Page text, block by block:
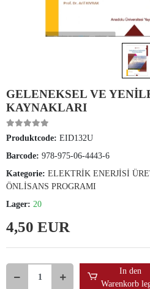
GELENEKSEL VE
KAYNAKLARI
Produktcode: EID132U
Barcode: 978-975-06-4443-6
Kategorie: ELEKTRİK ENERJİSİ
ÖNLİSANS PROGRAMI
Lager: 20
4,50 EUR
In den
Warenkorb